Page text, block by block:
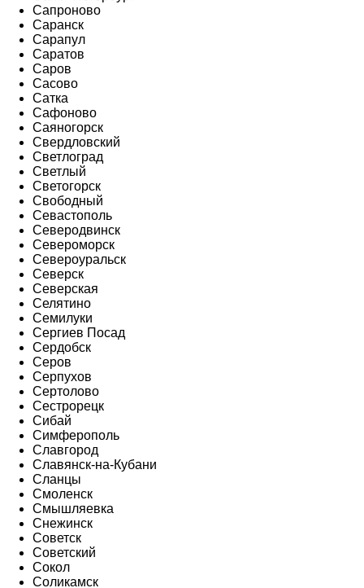
Сапроново
Саранск
Сарапул
Саратов
Саров
Сасово
Сатка
Сафоново
Саяногорск
Свердловский
Светлоград
Светлый
Светогорск
Свободный
Севастополь
Северодвинск
Североморск
Североуральск
Северск
Северская
Селятино
Семилуки
Сергиев Посад
Сердобск
Серов
Серпухов
Сертолово
Сестрорецк
Сибай
Симферополь
Славгород
Славянск-на-Кубани
Сланцы
Смоленск
Смышляевка
Снежинск
Советск
Советский
Сокол
Соликамск